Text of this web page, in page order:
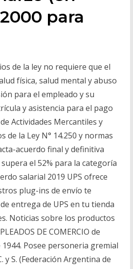
para
de la ley no requiere que el
física, salud mental y abuso
para el empleado y su
y asistencia para el pago
Actividades Mercantiles y
la Ley N° 14.250 y normas
acuerdo final y definitiva
el 52% para la categoría
salarial 2019 UPS ofrece
plug-ins de envío te
entrega de UPS en tu tienda
Noticias sobre los productos
DE COMERCIO de
1944. Posee personeria gremial
y S. (Federación Argentina de